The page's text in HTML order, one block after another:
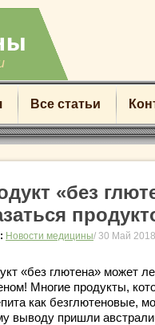
Все статьи
«без
Новости медицины/ 30 Май
«без глютена» может
Многие продукты,
как безглютеновые,
выводу пришли